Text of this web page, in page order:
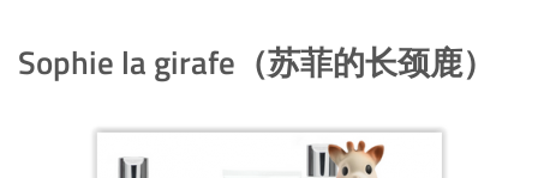
Sophie la girafe（苏菲的长颈鹿）